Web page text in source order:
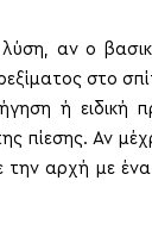
αν ο
στο
ή ειδική
πίεσης. Αν
την αρχή με